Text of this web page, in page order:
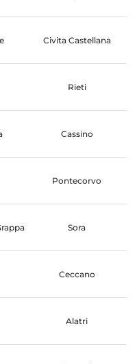
Civita Castellana
Rieti
Cassino
Pontecorvo
Sora
Ceccano
Alatri